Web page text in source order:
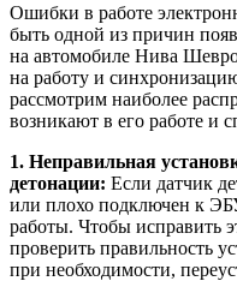
Ошибки в работе
быть одной из причин
на автомобиле Нива
на работу и
рассмотрим наиболее
возникают в его работе и
1. Неправильная
детонации: Если датчик
или плохо подключен к
работы. Чтобы исправить
проверить правильность
при необходимости,